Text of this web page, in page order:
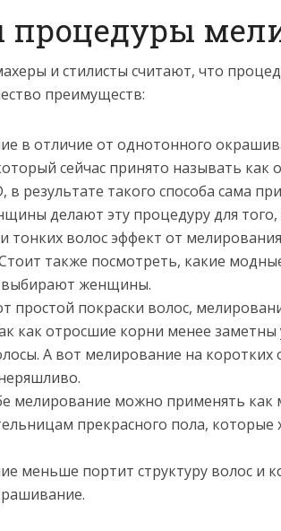
и стилисты считают, что
преимуществ:
в отличие от однотонного
сейчас принято называть
в результате такого способа сама
делают эту процедуру для
тонких волос эффект от
также посмотреть, какие
выбирают женщины.
простой покраски волос,
как отросшие корни менее
А вот мелирование на коротких
мелирование можно применять как
прекрасного пола, которые
меньше портит структуру волос и